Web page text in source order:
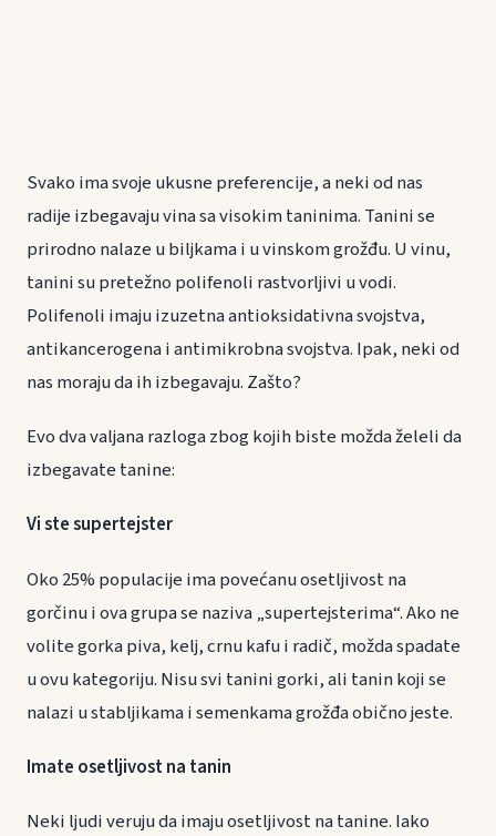
Svako ima svoje ukusne preferencije, a neki od nas
radije izbegavaju vina sa visokim taninima. Tanini se
prirodno nalaze u biljkama i u vinskom grožđu. U vinu,
tanini su pretežno polifenoli rastvorljivi u vodi.
Polifenoli imaju izuzetna antioksidativna svojstva,
antikancerogena i antimikrobna svojstva. Ipak, neki od
nas moraju da ih izbegavaju. Zašto?
Evo dva valjana razloga zbog kojih biste možda želeli da
izbegavate tanine:
Vi ste supertejster
Oko 25% populacije ima povećanu osetljivost na
gorčinu i ova grupa se naziva „supertejsterima“. Ako ne
volite gorka piva, kelj, crnu kafu i radič, možda spadate
u ovu kategoriju. Nisu svi tanini gorki, ali tanin koji se
nalazi u stabljikama i semenkama grožđa obično jeste.
Imate osetljivost na tanin
Neki ljudi veruju da imaju osetljivost na tanine. Iako